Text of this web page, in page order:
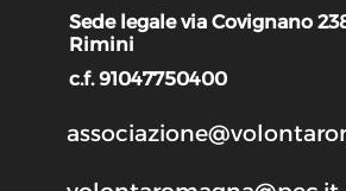
Sede legale via Covignano
Rimini
c.f. 91047750400